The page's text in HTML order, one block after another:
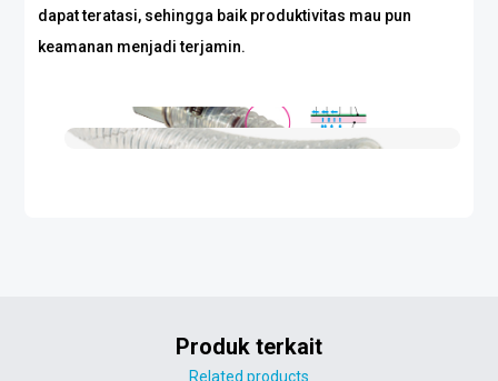
dapat teratasi, sehingga baik produktivitas mau pun
keamanan menjadi terjamin.